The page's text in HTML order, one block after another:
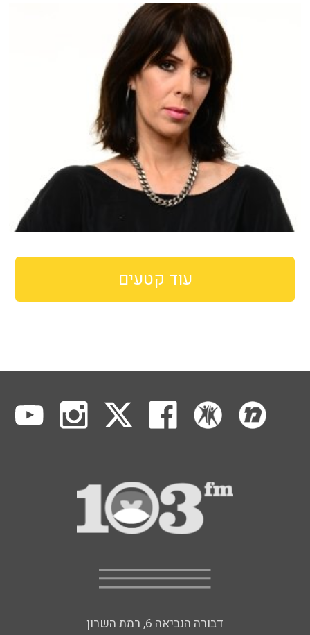
עוד קטעים
דבורה הנביאה 6, רמת השרון